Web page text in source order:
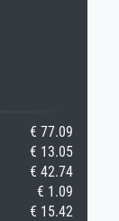
€ 77.09
€ 13.05
€ 42.74
€ 1.09
€ 15.42